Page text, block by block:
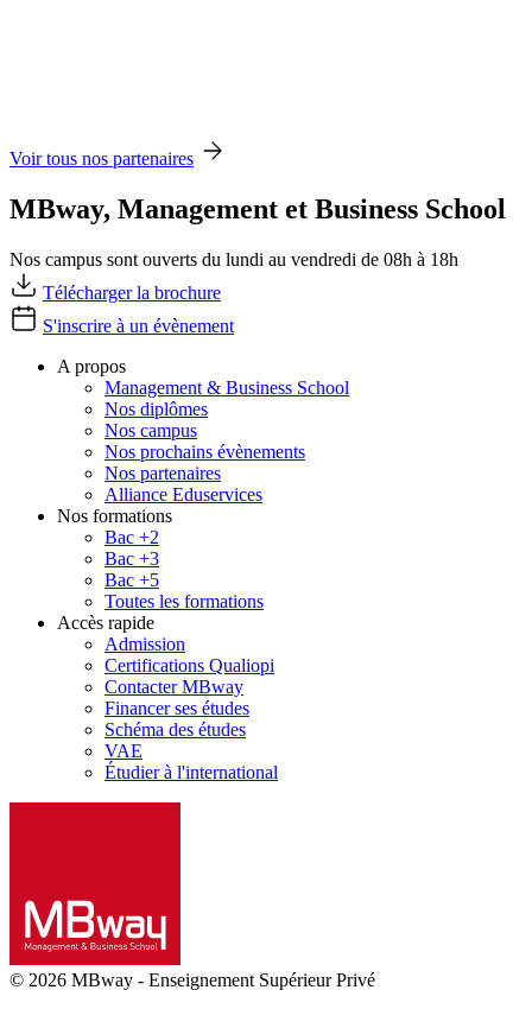
Voir tous nos partenaires
MBway, Management et Business School
Nos campus sont ouverts du lundi au vendredi de 08h à 18h
Télécharger la brochure
S'inscrire à un évènement
A propos
Management & Business School
Nos diplômes
Nos campus
Nos prochains évènements
Nos partenaires
Alliance Eduservices
Nos formations
Bac +2
Bac +3
Bac +5
Toutes les formations
Accès rapide
Admission
Certifications Qualiopi
Contacter MBway
Financer ses études
Schéma des études
VAE
Étudier à l'international
© 2026 MBway - Enseignement Supérieur Privé